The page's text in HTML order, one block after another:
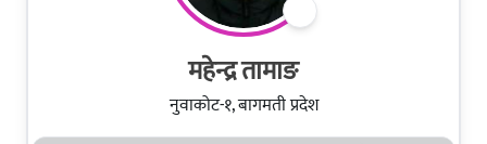
महेन्द्र तामाङ
नुवाकोट-१, बागमती प्रदेश